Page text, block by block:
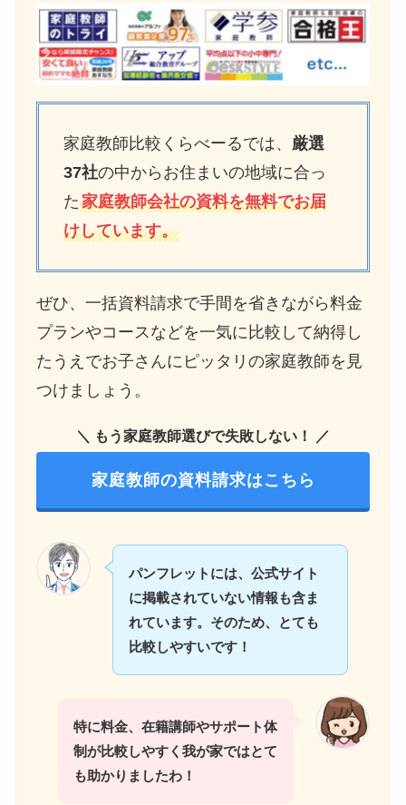
家庭教師比較くらべーるでは、 厳選
37社の中からお住まいの地域に合っ
た家庭教師会社の資料を無料でお届
けしています。
ぜひ、一括資料請求で手間を省きながら料金
プランやコースなどを一気に比較して納得し
たうえでお子さんにピッタリの家庭教師を見
つけましょう。
＼ もう家庭教師選びで失敗しない！ ／
家庭教師の資料請求はこちら
パンフレットには、公式サイト
に掲載されていない情報も含ま
れています。そのため、とても
比較しやすいです！
特に料金、在籍講師やサポート体
制が比較しやすく我が家ではとて
も助かりましたわ ！